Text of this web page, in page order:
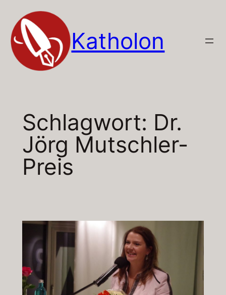
Inhalt
springen
Katholon
Schlagwort: Dr.
Jörg Mutschler-
Preis